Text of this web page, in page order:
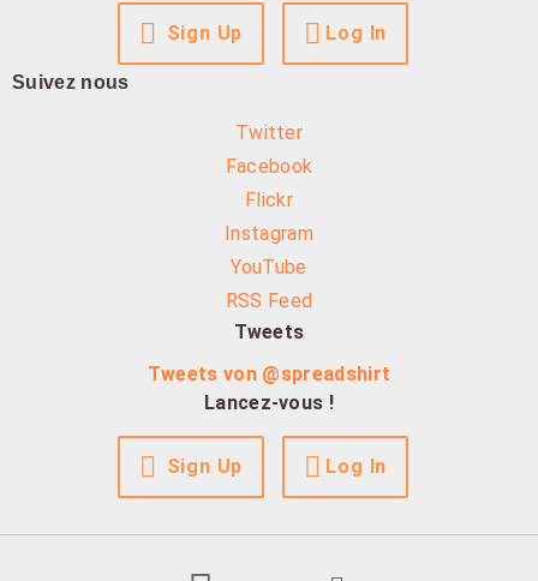
Sign Up Log In
Suivez nous
Twitter
Facebook
Flickr
Instagram
YouTube
RSS Feed
Tweets
Tweets von @spreadshirt
Lancez-vous !
Sign Up Log In